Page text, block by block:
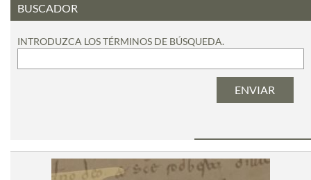
BUSCADOR
INTRODUZCA LOS TÉRMINOS DE BÚSQUEDA.